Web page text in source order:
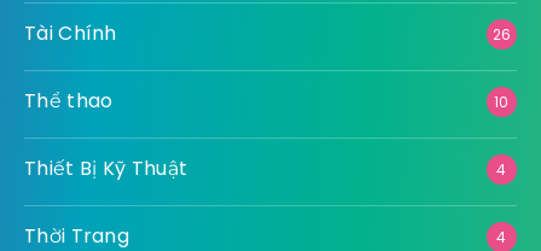
Tài Chính 26
Thể thao 10
Thiết Bị Kỹ Thuật 4
Thời Trang 4